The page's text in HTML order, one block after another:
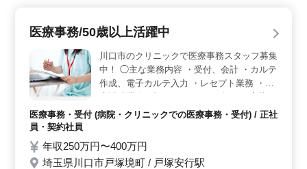
務経験やレセプト実務経験が5年以上ある方を優遇してお
ント＞ 車通勤が可能であり、社会保険も完備されてい
ます。交通費も支給されるため通勤にかかる負担が軽減
されます。資格や経験を持つ方を優遇するためスキルを
持っている方にとって魅力的な職場です。
医療事務/50歳以上活躍中
川口市のクリニックで医療事務スタッフ募集
中！ ◯主な業務内容 ・受付、会計 ・カルテ
作成、電子カルテ入力 ・レセプト業務 ・診
ださい！ ＊賞与あり ＊車通勤OK ＊50歳以
医療事務・受付 (病院・クリニックでの医療事務・受付) / 正社
員・契約社員
年収250万円〜400万円
埼玉県川口市戸塚境町 / 戸塚安行駅